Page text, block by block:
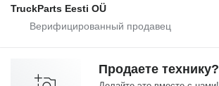
TruckParts Eesti OÜ
Продаете технику?